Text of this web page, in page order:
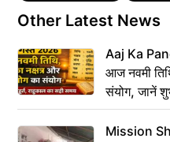
Other Latest News
Aaj Ka
आज नवमी
संयोग, जानें
Mission